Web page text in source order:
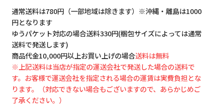
通常送料は780円（一部地域は除きます）※沖縄・離島は1000
円となります
ゆうパケット対応の場合送料330円(梱包サイズによっては通常
送料で発送します)
商品代金10,000円以上お買い上げの場合送料は無料
※上記送料は当店が指定の運送会社で発送した場合の送料で
す。お客様で運送会社を指定される場合の運賃は実費負担とな
ります。（対応できない場合もございますので、あらかじめご
了承ください。）